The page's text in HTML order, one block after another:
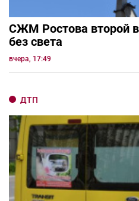
СЖМ Ростова второй
без света
вчера, 17:49
ДТП